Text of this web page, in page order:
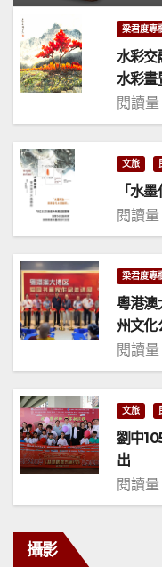
梁君度專
水彩
水彩畫
閱讀
文旅
「水
閱讀
梁君度專
粵港澳
州文化
閱讀
文旅
劉中
出
閱讀
攝影